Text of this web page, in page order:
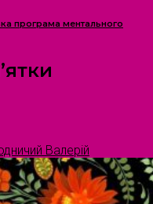
програма ментального
Валерій